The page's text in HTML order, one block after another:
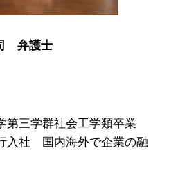
弁護士
三学群社会工学類卒業
入社 国内海外で企業の融